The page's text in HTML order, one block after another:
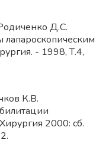
Д.С.
лапароскопическим
- 1998, Т.4,
К.В.
2000: сб.